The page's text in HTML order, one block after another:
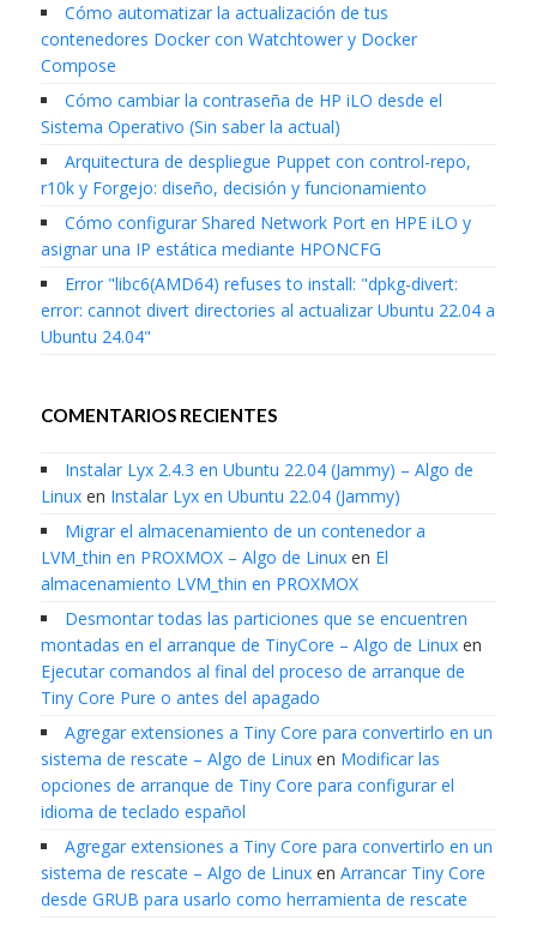
Cómo automatizar la actualización de tus
contenedores Docker con Watchtower y Docker
Compose
Cómo cambiar la contraseña de HP iLO desde el
Sistema Operativo (Sin saber la actual)
Arquitectura de despliegue Puppet con control-repo,
r10k y Forgejo: diseño, decisión y funcionamiento
Cómo configurar Shared Network Port en HPE iLO y
asignar una IP estática mediante HPONCFG
Error "libc6(AMD64) refuses to install: "dpkg-divert:
error: cannot divert directories al actualizar Ubuntu 22.04 a
Ubuntu 24.04"
COMENTARIOS RECIENTES
Instalar Lyx 2.4.3 en Ubuntu 22.04 (Jammy) – Algo de
Linuxen Instalar Lyx en Ubuntu 22.04 (Jammy)
Migrar el almacenamiento de un contenedor a
LVM_thin en PROXMOX – Algo de Linuxen El
almacenamiento LVM_thin en PROXMOX
Desmontar todas las particiones que se encuentren
montadas en el arranque de TinyCore – Algo de Linuxen
Ejecutar comandos al final del proceso de arranque de
Tiny Core Pure o antes del apagado
Agregar extensiones a Tiny Core para convertirlo en un
sistema de rescate – Algo de Linuxen Modificar las
opciones de arranque de Tiny Core para configurar el
idioma de teclado español
Agregar extensiones a Tiny Core para convertirlo en un
sistema de rescate – Algo de Linuxen Arrancar Tiny Core
desde GRUB para usarlo como herramienta de rescate